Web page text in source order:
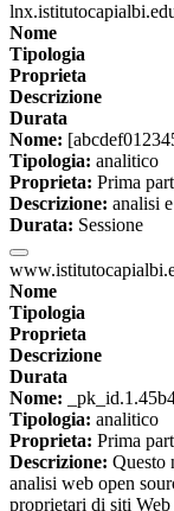
Nome
Tipologia
Proprieta
Descrizione
Durata
Nome:
Tipologia: analitico
Proprieta: Prima
Descrizione: analisi
Durata: Sessione
Nome
Tipologia
Proprieta
Descrizione
Durata
Nome:
Tipologia: analitico
Proprieta: Prima
Descrizione: Questo
analisi web open
proprietari di siti